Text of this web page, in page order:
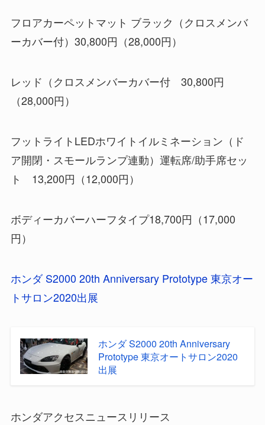
フロアカーペットマット ブラック（クロスメンバ
ーカバー付）30,800円（28,000円）
レッド（クロスメンバーカバー付 30,800円
（28,000円）
フットライトLEDホワイトイルミネーション（ド
ア開閉・スモールランプ連動）運転席/助手席セッ
ト 13,200円（12,000円）
ボディーカバーハーフタイプ18,700円（17,000
円）
ホンダ S2000 20th Anniversary Prototype 東京オー
トサロン2020出展
ホンダ S2000 20th Anniversary
Prototype 東京オートサロン2020
出展
ホンダアクセスニュースリリース